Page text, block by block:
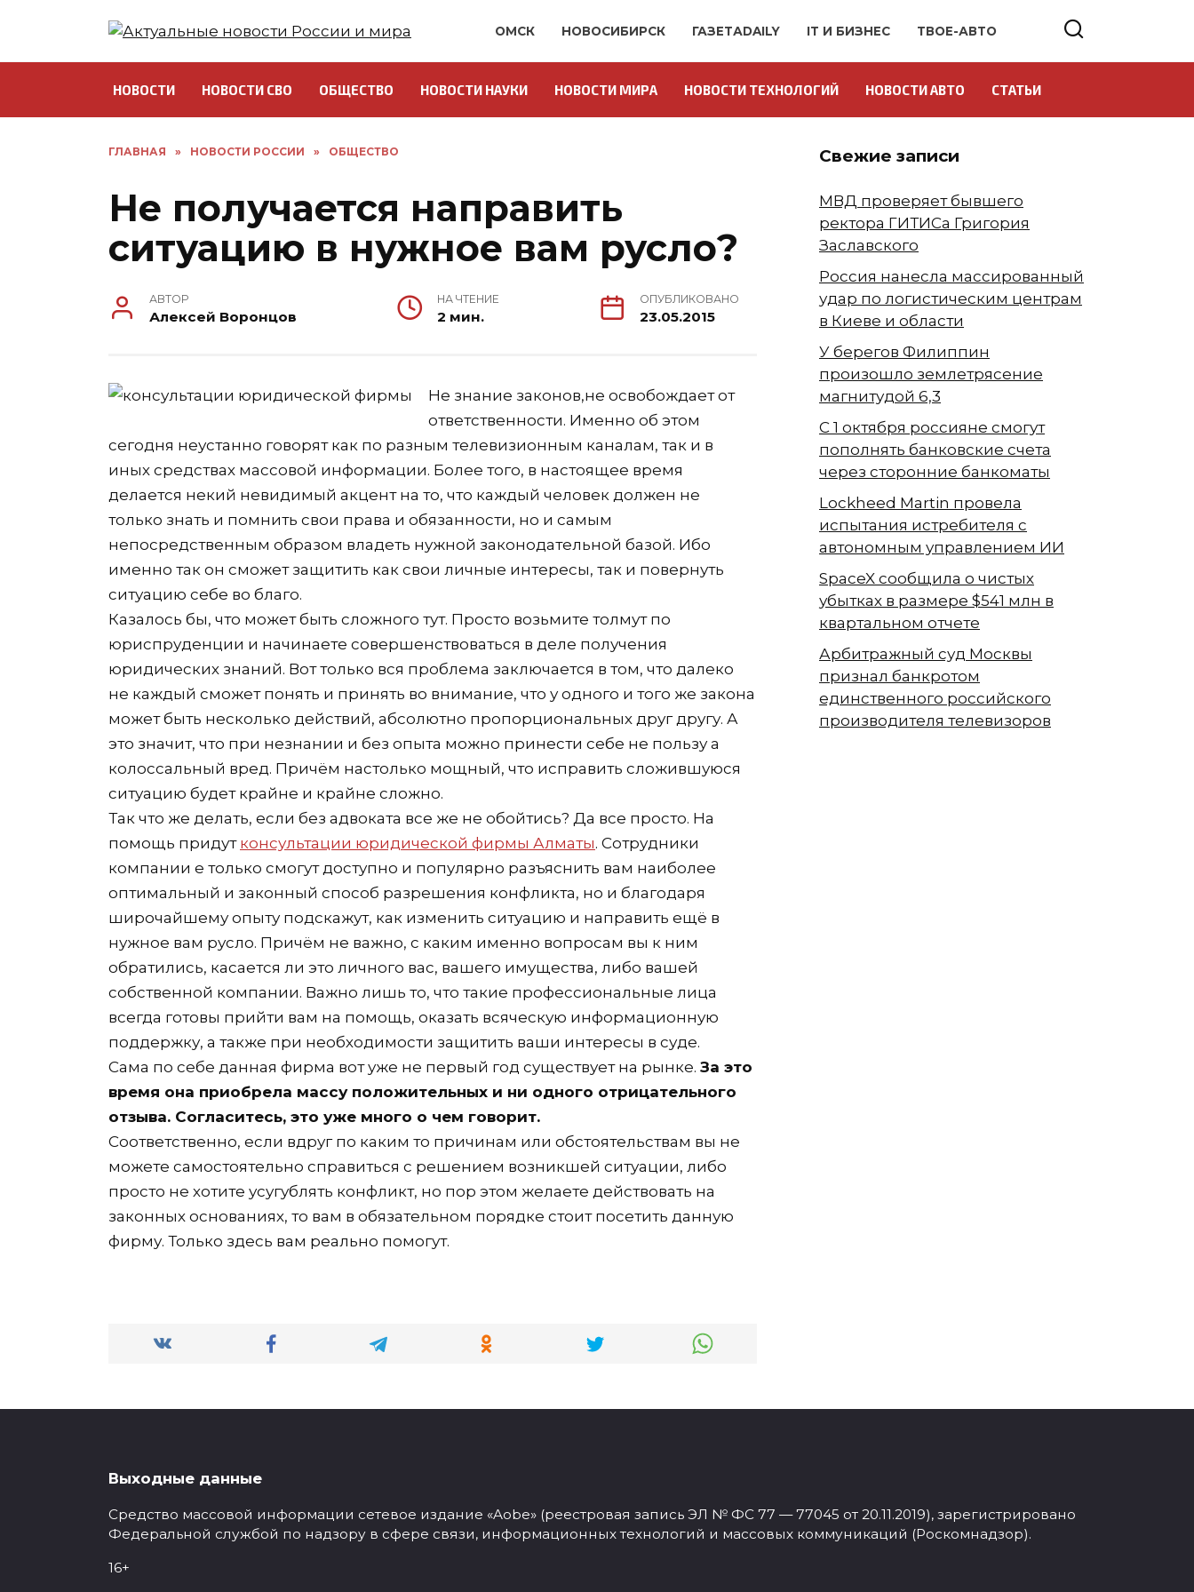
ОМСК НОВОСИБИРСК ГАЗЕТАDAILY IT И БИЗНЕС ТВОЕ-АВТО
НОВОСТИ НОВОСТИ СВО ОБЩЕСТВО НОВОСТИ НАУКИ НОВОСТИ МИРА НОВОСТИ ТЕХНОЛОГИЙ НОВОСТИ АВТО СТАТЬИ
ГЛАВНАЯ » НОВОСТИ РОССИИ » ОБЩЕСТВО
Не получается направить
ситуацию в нужное вам русло?
АВТОР
Алексей Воронцов
НА ЧТЕНИЕ
2 мин.
ОПУБЛИКОВАНО
23.05.2015
Не знание законов,не освобождает от
ответственности. Именно об этом
сегодня неустанно говорят как по разным телевизионным каналам, так и в
иных средствах массовой информации. Более того, в настоящее время
делается некий невидимый акцент на то, что каждый человек должен не
только знать и помнить свои права и обязанности, но и самым
непосредственным образом владеть нужной законодательной базой. Ибо
именно так он сможет защитить как свои личные интересы, так и повернуть
ситуацию себе во благо.
Казалось бы, что может быть сложного тут. Просто возьмите толмут по
юриспруденции и начинаете совершенствоваться в деле получения
юридических знаний. Вот только вся проблема заключается в том, что далеко
не каждый сможет понять и принять во внимание, что у одного и того же закона
может быть несколько действий, абсолютно пропорциональных друг другу. А
это значит, что при незнании и без опыта можно принести себе не пользу а
колоссальный вред. Причём настолько мощный, что исправить сложившуюся
ситуацию будет крайне и крайне сложно.
Так что же делать, если без адвоката все же не обойтись? Да все просто. На
помощь придут консультации юридической фирмы Алматы. Сотрудники
компании е только смогут доступно и популярно разъяснить вам наиболее
оптимальный и законный способ разрешения конфликта, но и благодаря
широчайшему опыту подскажут, как изменить ситуацию и направить ещё в
нужное вам русло. Причём не важно, с каким именно вопросам вы к ним
обратились, касается ли это личного вас, вашего имущества, либо вашей
собственной компании. Важно лишь то, что такие профессиональные лица
всегда готовы прийти вам на помощь, оказать всяческую информационную
поддержку, а также при необходимости защитить ваши интересы в суде.
Сама по себе данная фирма вот уже не первый год существует на рынке. За это
время она приобрела массу положительных и ни одного отрицательного
отзыва. Согласитесь, это уже много о чем говорит.
Соответственно, если вдруг по каким то причинам или обстоятельствам вы не
можете самостоятельно справиться с решением возникшей ситуации, либо
просто не хотите усугублять конфликт, но пор этом желаете действовать на
законных основаниях, то вам в обязательном порядке стоит посетить данную
фирму. Только здесь вам реально помогут.
Свежие записи
МВД проверяет бывшего
ректора ГИТИСа Григория
Заславского
Россия нанесла массированный
удар по логистическим центрам
в Киеве и области
У берегов Филиппин
произошло землетрясение
магнитудой 6,3
С 1 октября россияне смогут
пополнять банковские счета
через сторонние банкоматы
Lockheed Martin провела
испытания истребителя с
автономным управлением ИИ
SpaceX сообщила о чистых
убытках в размере $541 млн в
квартальном отчете
Арбитражный суд Москвы
признал банкротом
единственного российского
производителя телевизоров
Выходные данные
Средство массовой информации сетевое издание «Aobe» (реестровая запись ЭЛ № ФС 77 — 77045 от 20.11.2019), зарегистрировано
Федеральной службой по надзору в сфере связи, информационных технологий и массовых коммуникаций (Роскомнадзор).
16+